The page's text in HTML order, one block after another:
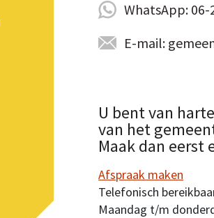
WhatsApp: 06-
E-mail:
U bent van
van het
Maak dan eerst
Afspraak maken
Telefonisch
Maandag t/m